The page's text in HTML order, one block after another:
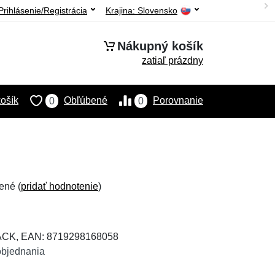
Krajina: Slovensko
Registrácia
Nákupný košík
zatiaľ prázdny
0 Porovnanie
0 Obľúbené
(pridať hodnotenie)
EAN: 8719298168058